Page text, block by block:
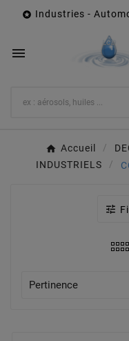
 Industries -

Accueil
INDUSTRIELS

Pertinence